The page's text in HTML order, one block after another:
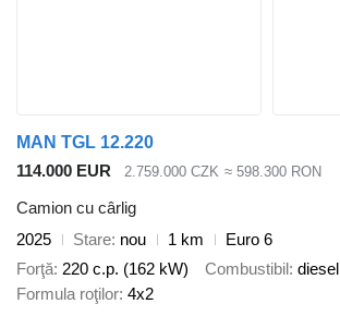
MAN TGL 12.220
114.000 EUR
2.759.000 CZK ≈ 598.300 RON
Camion cu cârlig
2025
Stare nou 1 km
Euro 6
Forţă 220 c.p. (162 kW) Combustibil diesel
Formula roţilor 4x2